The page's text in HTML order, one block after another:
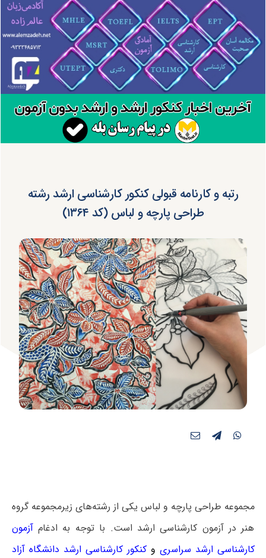
رتبه و کارنامه قبولی کنکور کارشناسی ارشد رشته
طراحی پارچه و لباس (کد ۱۳۶۴)
مجموعه طراحی پارچه و لباس یکی از رشته‌های زیرمجموعه گروه
هنر در آزمون کارشناسی ارشد است. با توجه به ادغامآزمون
کارشناسی ارشد سراسری وکنکور کارشناسی ارشد دانشگاه آزاد